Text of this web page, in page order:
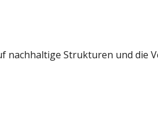
nachhaltige Strukturen und die